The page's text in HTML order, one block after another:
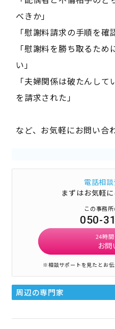
べきか」
「慰謝料請求の手順を確
「慰謝料を勝ち取るた
い」
「夫婦関係は破たんし
を請求された」
など、お気軽にお問い合
電話相談
まずはお気軽
この事務
050-
24時
お
※相談サポートを見たとお伝
周辺の専門家